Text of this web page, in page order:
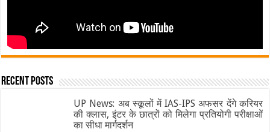
Recent Posts
UP News: अब स्कूलों में IAS-IPS अफसर देंगे करियर
की क्लास, इंटर के छात्रों को मिलेगा प्रतियोगी परीक्षाओं
का सीधा मार्गदर्शन